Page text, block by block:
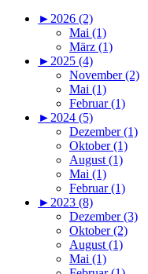
► 2026 (2)
Mai (1)
März (1)
► 2025 (4)
November (2)
Mai (1)
Februar (1)
► 2024 (5)
Dezember (1)
Oktober (1)
August (1)
Mai (1)
Februar (1)
► 2023 (8)
Dezember (3)
Oktober (2)
August (1)
Mai (1)